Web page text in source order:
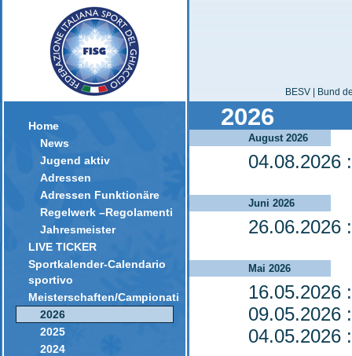
Home
News
Jugend aktiv
Adressen
Adressen Funktionäre
Regelwerk –Regolamenti
Jahresmeister
LIVE TICKER
Sportkalender-Calendario
sportivo
Meisterschaften/Campionati
2026
2025
2024
BESV | Bund
2026
August 2026
04.08.2026
Juni 2026
26.06.2026
Mai 2026
16.05.2026
09.05.2026
04.05.2026